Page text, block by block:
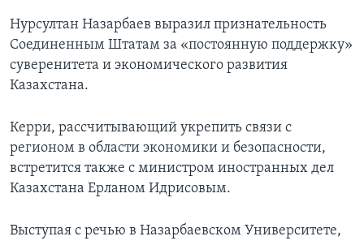
Нурсултан Назарбаев выразил признательность
Соединенным Штатам за «постоянную поддержку»
суверенитета и экономического развития
Казахстана.
Керри, рассчитывающий укрепить связи с
регионом в области экономики и безопасности,
встретится также с министром иностранных дел
Казахстана Ерланом Идрисовым.
Выступая с речью в Назарбаевском Университете,